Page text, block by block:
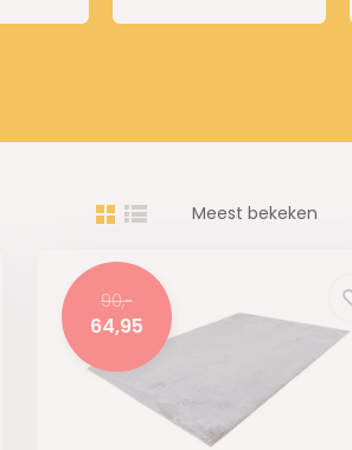
Meest bekeken
90,-
64,95